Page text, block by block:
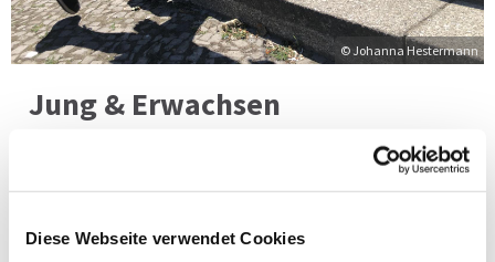
Diese Webseite verwendet Cookies
© Johanna Hestermann
Jung & Erwachsen
Die Region Gesundbrunnen ist Zuzugsgebiet.
Jedes Jahr ziehen hier Menschen weg und neue
jung. So kommt es, dass mehr als ein Drittel